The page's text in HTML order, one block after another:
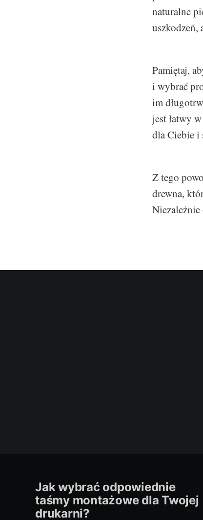
naturalne
uszkodzeń,
Pamiętaj,
i wybrać
im
jest łatwy
dla Ciebie i
Z tego
drewna,
Jak wybrać odpowiednie
taśmy montażowe dla Twojej
drukarni?